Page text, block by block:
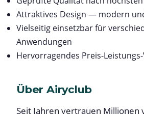
Attraktives Design — modern
Vielseitig einsetzbar für
Anwendungen
Hervorragendes Preis-
Über Airyclub
Seit Jahren vertrauen Millionen